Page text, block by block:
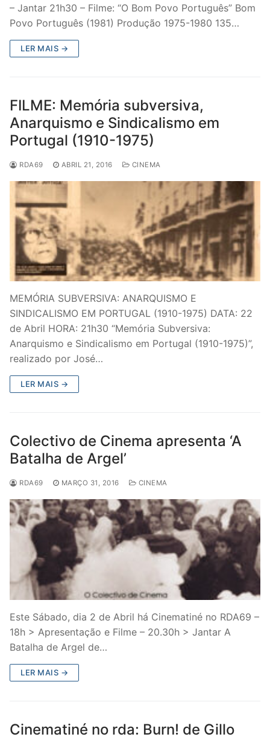
– Jantar 21h30 – Filme: “O Bom Povo Português” Bom
Povo Português (1981) Produção 1975-1980 135…
LER MAIS →
FILME: Memória subversiva,
Anarquismo e Sindicalismo em
Portugal (1910-1975)
RDA69 ABRIL 21, 2016 CINEMA
MEMÓRIA SUBVERSIVA: ANARQUISMO E
SINDICALISMO EM PORTUGAL (1910-1975) DATA: 22
de Abril HORA: 21h30 “Memória Subversiva:
Anarquismo e Sindicalismo em Portugal (1910-1975)”,
realizado por José…
LER MAIS →
Colectivo de Cinema apresenta ‘A
Batalha de Argel’
RDA69 MARÇO 31, 2016 CINEMA
Este Sábado, dia 2 de Abril há Cinematiné no RDA69 –
18h > Apresentação e Filme – 20.30h > Jantar A
Batalha de Argel de…
LER MAIS →
Cinematiné no rda: Burn! de Gillo